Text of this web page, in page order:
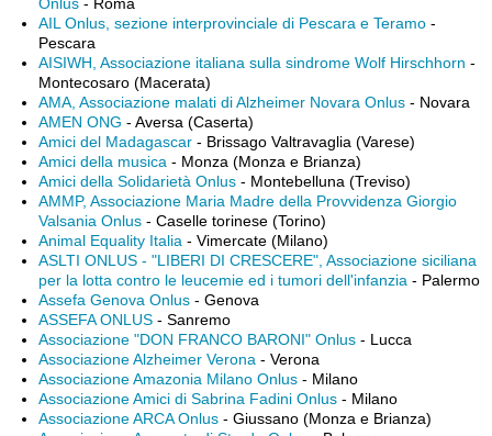
AIL Onlus, sezione interprovinciale di Pescara e Teramo -
Pescara
AISIWH, Associazione italiana sulla sindrome Wolf Hirschhorn -
Montecosaro (Macerata)
AMA, Associazione malati di Alzheimer Novara Onlus - Novara
AMEN ONG - Aversa (Caserta)
Amici del Madagascar - Brissago Valtravaglia (Varese)
Amici della musica - Monza (Monza e Brianza)
Amici della Solidarietà Onlus - Montebelluna (Treviso)
AMMP, Associazione Maria Madre della Provvidenza Giorgio
Valsania Onlus - Caselle torinese (Torino)
Animal Equality Italia - Vimercate (Milano)
ASLTI ONLUS - "LIBERI DI CRESCERE", Associazione siciliana
per la lotta contro le leucemie ed i tumori dell'infanzia - Palermo
Assefa Genova Onlus - Genova
ASSEFA ONLUS - Sanremo
Associazione "DON FRANCO BARONI" Onlus - Lucca
Associazione Alzheimer Verona - Verona
Associazione Amazonia Milano Onlus - Milano
Associazione Amici di Sabrina Fadini Onlus - Milano
Associazione ARCA Onlus - Giussano (Monza e Brianza)